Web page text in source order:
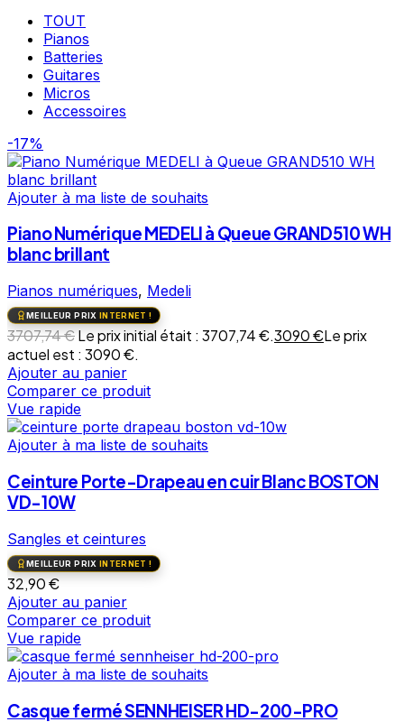
TOUT
Pianos
Batteries
Guitares
Micros
Accessoires
-17%
Ajouter à ma liste de souhaits
Piano Numérique MEDELI à Queue GRAND510 WH
blanc brillant
Pianos numériques, Medeli
MEILLEUR PRIX INTERNET !
3707,74€Le prix initial était : 3707,74 €.3090€Le prix
actuel est : 3090 €.
Ajouter au panier
Comparer ce produit
Vue rapide
Ajouter à ma liste de souhaits
Ceinture Porte-Drapeau en cuir Blanc BOSTON
VD-10W
Sangles et ceintures
MEILLEUR PRIX INTERNET !
32,90€
Ajouter au panier
Comparer ce produit
Vue rapide
Ajouter à ma liste de souhaits
Casque fermé SENNHEISER HD-200-PRO